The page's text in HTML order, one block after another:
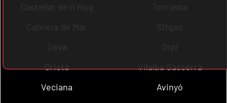
Castellar de n´Hug
Terrassa
Cabrera de Mar
Sitges
Seva
Orpí
Oristà
Vilalba Sasserra
Veciana
Avinyó